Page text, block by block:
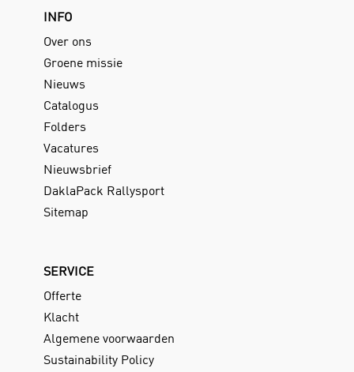
INFO
Over ons
Groene missie
Nieuws
Catalogus
Folders
Vacatures
Nieuwsbrief
DaklaPack Rallysport
Sitemap
SERVICE
Offerte
Klacht
Algemene voorwaarden
Sustainability Policy